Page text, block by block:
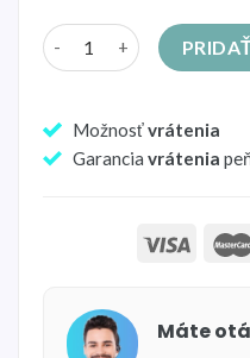
množstvo Nálepka na
Možnosťvrátenia
Garancia vrátenia
Máte